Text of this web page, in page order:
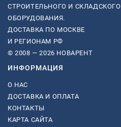
СТРОИТЕЛЬНОГО И СКЛАДСКОГО
ОБОРУДОВАНИЯ.
ДОСТАВКА ПО МОСКВЕ
И РЕГИОНАМ РФ
© 2008 — 2026 НОВАРЕНТ
ИНФОРМАЦИЯ
О НАС
ДОСТАВКА И ОПЛАТА
КОНТАКТЫ
КАРТА САЙТА